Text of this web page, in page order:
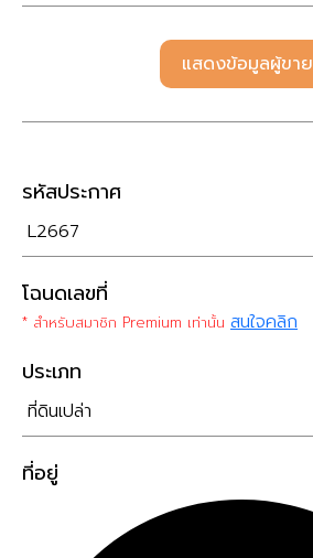
แสดงข้อมูลผู้ขาย
รหัสประกาศ
L2667
โฉนดเลขที่
* สำหรับสมาชิก Premium เท่านั้น สนใจคลิก
ประเภท
ที่ดินเปล่า
ที่อยู่